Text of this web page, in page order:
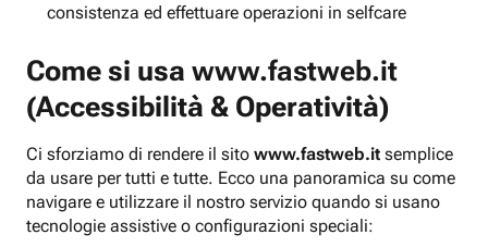
consistenza ed effettuare operazioni in selfcare
Come si usa www.fastweb.it
(Accessibilità & Operatività)
Ci sforziamo di rendere il sito www.fastweb.it semplice
da usare per tutti e tutte. Ecco una panoramica su come
navigare e utilizzare il nostro servizio quando si usano
tecnologie assistive o configurazioni speciali: